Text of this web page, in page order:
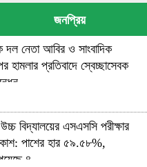
জনপ্রিয়
দল নেতা আবির ও সাংবাদিক
হামলার প্রতিবাদে স্বেচ্ছাসেবক
বিদ্যালয়ের এসএসসি পরীক্ষার
পাশের হার ৫৯.৫৮%,
৪